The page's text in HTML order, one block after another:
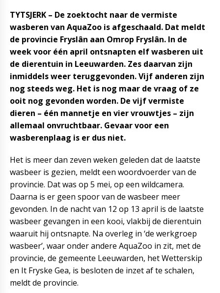
TYTSJERK – De zoektocht naar de vermiste
wasberen van AquaZoo is afgeschaald. Dat meldt
de provincie Fryslân aan Omrop Fryslân. In de
week voor één april ontsnapten elf wasberen uit
de dierentuin in Leeuwarden. Zes daarvan zijn
inmiddels weer teruggevonden. Vijf anderen zijn
nog steeds weg. Het is nog maar de vraag of ze
ooit nog gevonden worden. De vijf vermiste
dieren – één mannetje en vier vrouwtjes – zijn
allemaal onvruchtbaar. Gevaar voor een
wasberenplaag is er dus niet.
Het is meer dan zeven weken geleden dat de laatste
wasbeer is gezien, meldt een woordvoerder van de
provincie. Dat was op 5 mei, op een wildcamera.
Daarna is er geen spoor van de wasbeer meer
gevonden. In de nacht van 12 op 13 april is de laatste
wasbeer gevangen in een kooi, vlakbij de dierentuin
waaruit hij ontsnapte. Na overleg in ‘de werkgroep
wasbeer’, waar onder andere AquaZoo in zit, met de
provincie, de gemeente Leeuwarden, het Wetterskip
en It Fryske Gea, is besloten de inzet af te schalen,
meldt de provincie.